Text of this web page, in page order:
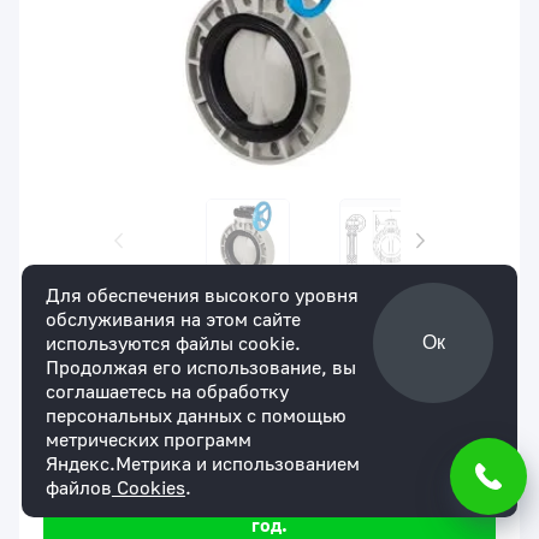
В наличии Артикул: IFKOMRM824F
Затвор дисковый с редуктором PP-H
IPS (Model A) d24" (DN600)
для юр. лиц
953417 ₽
для физ. лиц
Мы уверены в надежности нашей продукции.
На все товары действует гарантия сроком 1
год.
Для обеспечения высокого уровня
обслуживания на этом сайте
используются файлы cookie.
Продолжая его использование, вы
соглашаетесь на обработку
персональных данных с помощью
метрических программ
Яндекс.Метрика и использованием
файлов Cookies.
Ок